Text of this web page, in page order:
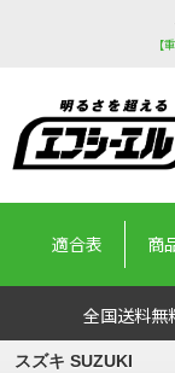
【
適合表 商
全国送料無
スズキ SUZUKI